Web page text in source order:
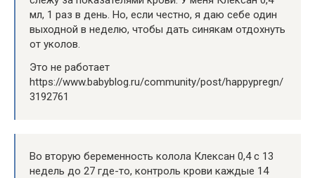
мл, 1 раз в день. Но, если честно, я даю себе один
выходной в неделю, чтобы дать синякам отдохнуть
от уколов.
Это не работает
https://www.babyblog.ru/community/post/happypregn/
3192761
Во вторую беременность колола Клексан 0,4 с 13
недель до 27 где-то, контроль крови каждые 14